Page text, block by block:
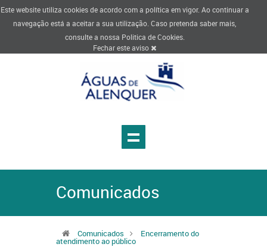
Este website utiliza cookies de acordo com a política em vigor. Ao continuar a
navegação está a aceitar a sua utilização. Caso pretenda saber mais,
consulte a nossa Politica de Cookies.
Fechar este aviso
Comunicados
Comunicados Encerramento do
atendimento ao público